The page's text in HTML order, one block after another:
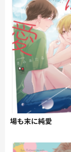
場も末に純愛